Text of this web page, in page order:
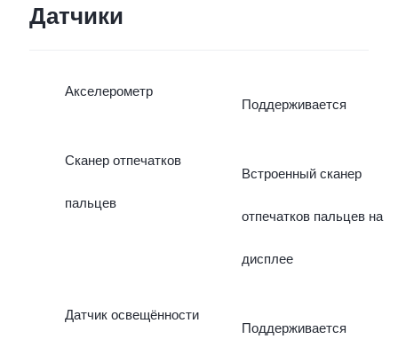
Датчики
Акселерометр
Поддерживается
Сканер отпечатков
пальцев
Встроенный сканер
отпечатков пальцев на
дисплее
Датчик освещённости
Поддерживается